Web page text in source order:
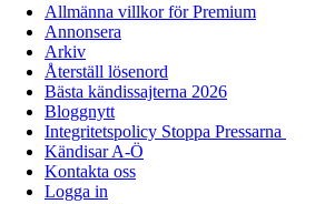
Allmänna villkor för Premium
Annonsera
Arkiv
Återställ lösenord
Bästa kändissajterna 2026
Bloggnytt
Integritetspolicy Stoppa Pressarna
Kändisar A-Ö
Kontakta oss
Logga in